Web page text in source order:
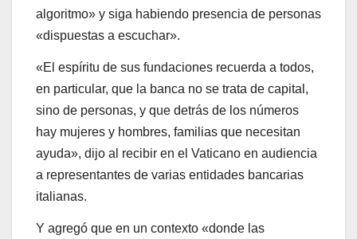
algoritmo» y siga habiendo presencia de personas
«dispuestas a escuchar».
«El espíritu de sus fundaciones recuerda a todos,
en particular, que la banca no se trata de capital,
sino de personas, y que detrás de los números
hay mujeres y hombres, familias que necesitan
ayuda», dijo al recibir en el Vaticano en audiencia
a representantes de varias entidades bancarias
italianas.
Y agregó que en un contexto «donde las